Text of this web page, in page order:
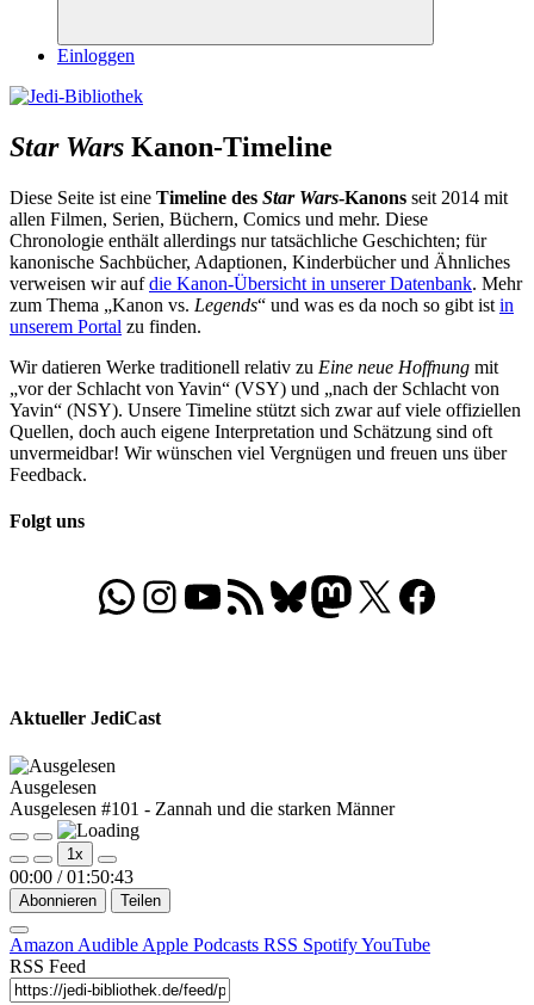
Suchen
Einloggen
Star Wars Kanon-Timeline
Diese Seite ist eine Timeline des Star Wars-Kanons seit 2014 mit
allen Filmen, Serien, Büchern, Comics und mehr. Diese
Chronologie enthält allerdings nur tatsächliche Geschichten; für
kanonische Sachbücher, Adaptionen, Kinderbücher und Ähnliches
verweisen wir aufdie Kanon-Übersicht in unserer Datenbank. Mehr
zum Thema „Kanon vs. Legends“ und was es da noch so gibt ist in
unserem Portal zu finden.
Wir datieren Werke traditionell relativ zu Eine neue Hoffnung mit
„vor der Schlacht von Yavin“ (VSY) und „nach der Schlacht von
Yavin“ (NSY). Unsere Timeline stützt sich zwar auf viele offiziellen
Quellen, doch auch eigene Interpretation und Schätzung sind oft
unvermeidbar! Wir wünschen viel Vergnügen und freuen uns über
Feedback.
Folgt uns
WhatsApp
Folgt uns auf Instagram
Besucht unseren YouTube-Kanal
RSS-FeedBluesky
Folgt uns auf Mastodon
X Folgt uns auf
Aktueller JediCast
Ausgelesen
Ausgelesen #101 - Zannah und die starken Männer
Play
Episode
Pause
Episode
1x
00:00 / 01:50:43
Abonnieren Teilen
Amazon Audible Apple Podcasts RSS SpotifyYouTube
RSS Feed